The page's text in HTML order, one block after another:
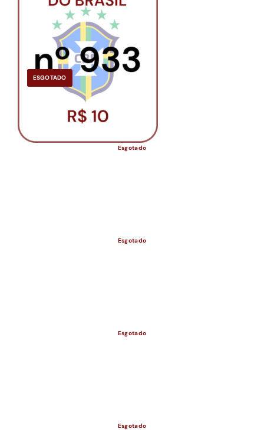
ESGOTADO
Esgotado
Esgotado
Esgotado
Esgotado